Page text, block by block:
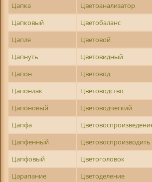
Цапка
Цветоанализатор
Цапковый
Цветобаланс
Цапля
Цветовой
Цапнуть
Цветовидный
Цапон
Цветовод
Цапонлак
Цветоводство
Цапоновый
Цветоводческий
Цапфа
Цапфенный
Цветовоспроизводить
Цапфовый
Цветоголовок
Царапание
Цветоделение